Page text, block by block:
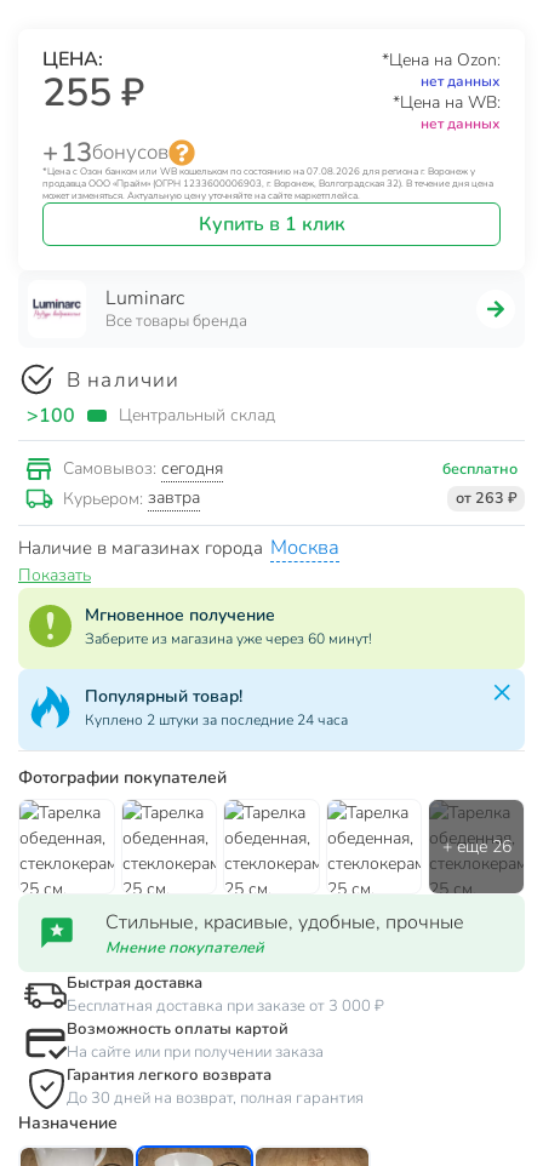
ЦЕНА:
255 ₽
*Цена на Ozon:
нет данных
*Цена на WB:
нет данных
+ 13бонусов
*Цена с Озон банком или WB кошельком по состоянию на 07.08.2026 для региона г. Воронеж у
продавца ООО «Прайм» (ОГРН 1233600006903, г. Воронеж, Волгоградская 32). В течение дня цена
может изменяться. Актуальную цену уточняйте на сайте маркетплейса.
Купить в 1 клик
Luminarc
Все товары бренда
В наличии
>100 Центральный склад
Самовывоз: сегодня бесплатно
Курьером: завтра от 263 ₽
Наличие в магазинах города Москва
Показать
Мгновенное получение
Заберите из магазина уже через 60 минут!
Популярный товар!
Куплено 2 штуки за последние 24 часа
Фотографии покупателей
Стильные, красивые, удобные, прочные
Мнение покупателей
Быстрая доставка
Бесплатная доставка при заказе от 3 000 ₽
Возможность оплаты картой
На сайте или при получении заказа
Гарантия легкого возврата
До 30 дней на возврат, полная гарантия
Назначение